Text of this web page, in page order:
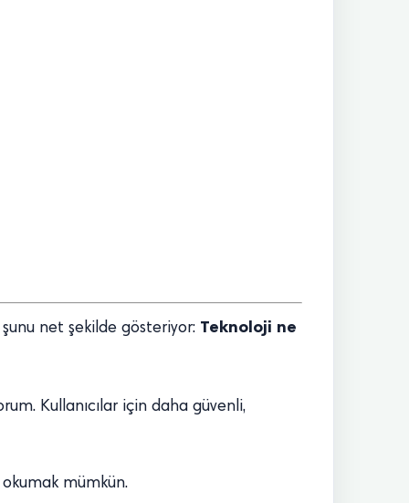
net şekilde gösteriyor: Teknoloji ne
Kullanıcılar için daha güvenli,
mümkün.